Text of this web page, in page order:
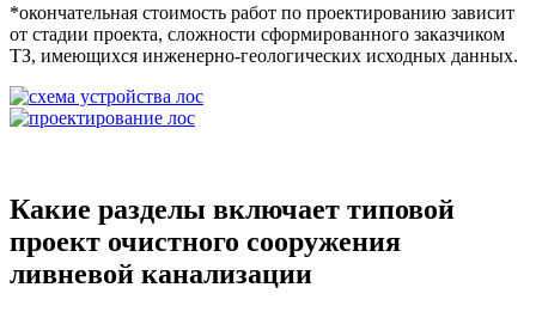
*окончательная стоимость работ по проектированию зависит
от стадии проекта, сложности сформированного заказчиком
ТЗ, имеющихся инженерно-геологических исходных данных.
Какие разделы включает типовой
проект очистного сооружения
ливневой канализации